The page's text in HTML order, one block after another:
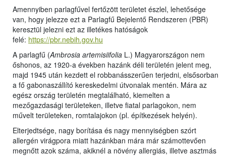
Amennyiben parlagfűvel fertőzött területet észlel, lehetősége
van, hogy jelezze ezt a Parlagfű Bejelentő Rendszeren (PBR)
keresztül jelezni ezt az illetékes hatóságok
felé: https://pbr.nebih.gov.hu
A parlagfű (Ambrosia artemisiifolia L.) Magyarországon nem
őshonos, az 1920-a években hazánk déli területén jelent meg,
majd 1945 után kezdett el robbanásszerűen terjedni, elsősorban
a fő gabonaszállító kereskedelmi útvonalak mentén. Mára az
egész ország területén megtalálható, kiemelten a
mezőgazdasági területeken, illetve fiatal parlagokon, nem
művelt területeken, romtalajokon (pl. építkezések helyén).
Elterjedtsége, nagy borítása és nagy mennyiségben szórt
allergén virágpora miatt hazánkban mára már számottevően
megnőtt azok száma, akiknél a növény allergiás, illetve asztmás